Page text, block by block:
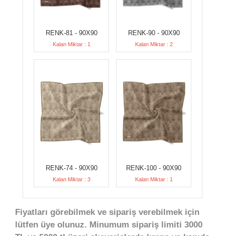
RENK-81 - 90X90
Kalan Miktar : 1
RENK-90 - 90X90
Kalan Miktar : 2
RENK-74 - 90X90
Kalan Miktar : 3
RENK-100 - 90X90
Kalan Miktar : 1
Fiyatları görebilmek ve sipariş verebilmek için
lütfen üye olunuz. Minumum sipariş limiti 3000